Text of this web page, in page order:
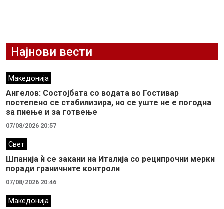
Најнови вести
Македонија
Ангелов: Состојбата со водата во Гостивар
постепено се стабилизира, но се уште не е погодна
за пиење и за готвење
07/08/2026 20:57
Свет
Шпанија ѝ се закани на Италија со реципрочни мерки
поради граничните контроли
07/08/2026 20:46
Македонија